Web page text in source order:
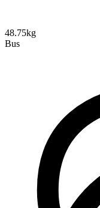
48.75kg
Bus